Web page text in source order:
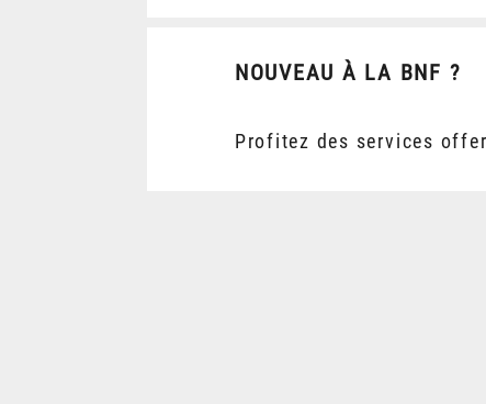
NOUVEAU À LA BNF ?
Profitez des services